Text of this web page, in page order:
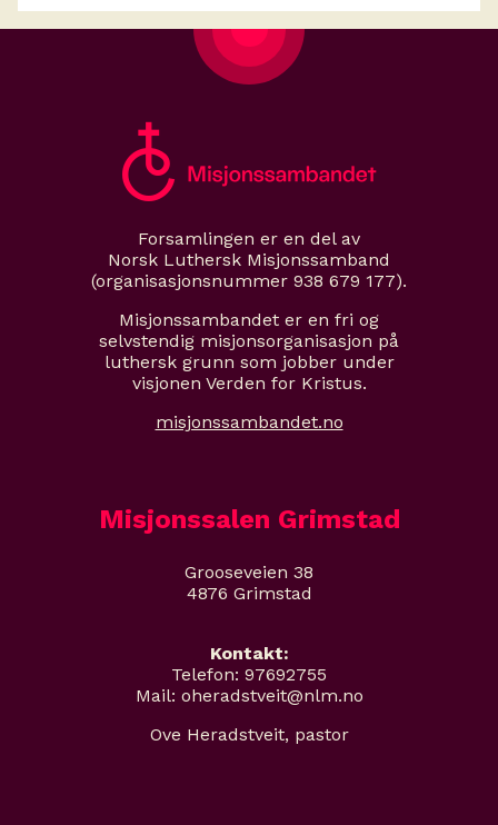
Forsamlingen er en del av
Norsk Luthersk Misjonssamband
(organisasjonsnummer 938 679 177).
Misjonssambandet er en fri og
selvstendig misjonsorganisasjon på
luthersk grunn som jobber under
visjonen Verden for Kristus.
misjonssambandet.no
Misjonssalen Grimstad
Grooseveien 38
4876 Grimstad
Kontakt:
Telefon: 97692755
Mail: oheradstveit@nlm.no
Ove Heradstveit, pastor